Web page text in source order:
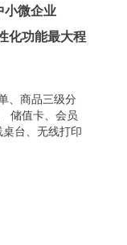
小微企业
化功能最大程
、商品三级分
储值卡、会员
台、无线打印